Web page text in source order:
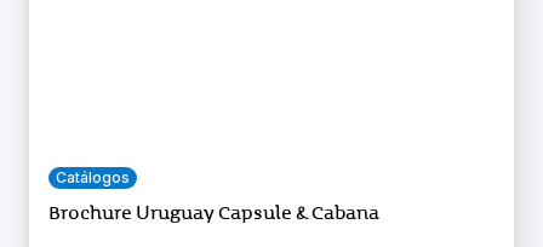
Catálogos
Brochure Uruguay Capsule & Cabana